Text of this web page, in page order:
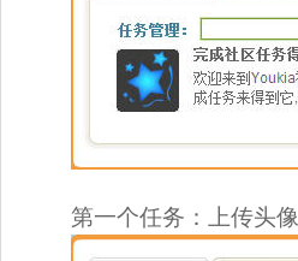
第一个任务：上传头像